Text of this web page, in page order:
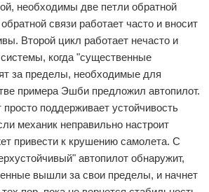
необходимы две петли обратной
связи работает часто и вносит
Второй цикл работает нечасто и
когда "существенные
за пределы, необходимые для
примера Эшби предложил автопилот.
поддерживает устойчивость
механик неправильно настроит
привести к крушению самолета. С
автопилот обнаружит,
вышли за свои пределы, и начнет